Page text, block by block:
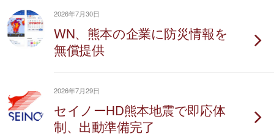
2026年7月30日
WN、熊本の企業に防災情報を
無償提供
2026年7月29日
セイノーHD熊本地震で即応体
制、出動準備完了